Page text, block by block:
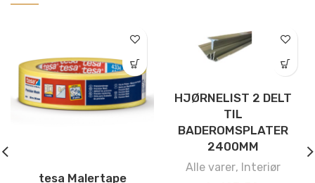
tesa Malertape
HJØRNELIST 2 DELT
TIL
BADEROMSPLATER
2400MM
Alle varer, Interiør